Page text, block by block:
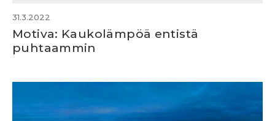
31.3.2022
Motiva: Kaukolämpöä entistä
puhtaammin